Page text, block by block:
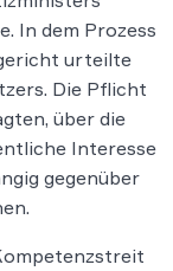
In dem Prozess
urteilte
Die Pflicht
über die
Interesse
gegenüber